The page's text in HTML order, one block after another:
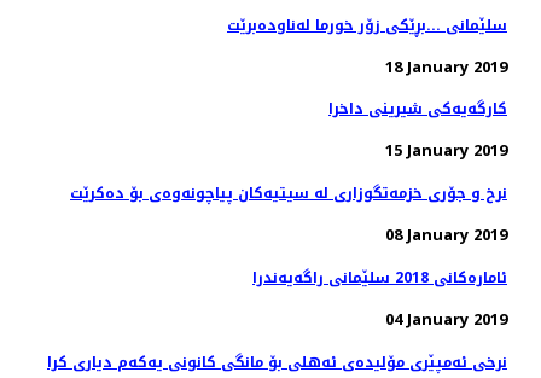
سلێمانی ...بڕێكی زۆر خورما له‌ناوده‌برێت
18 January 2019
كارگه‌یه‌كی شیرینی داخرا
15 January 2019
08 January 2019
ئاماره‌كانی 2018 سلێمانی راگه‌یه‌ندرا
04 January 2019
نرخی ئەمپێری مۆلیدەی ئەهلی بۆ مانگی كانونی یەكەم دیاری كرا